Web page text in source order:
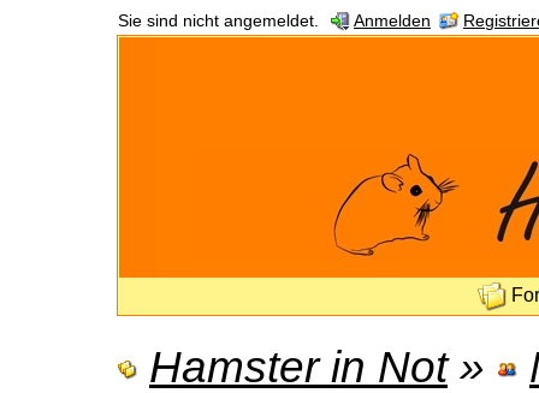
Sie sind nicht angemeldet. Anmelden
Hamster in Not»